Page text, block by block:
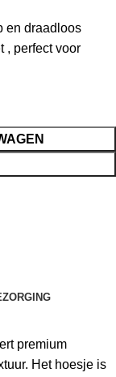
en draadloos
, perfect voor
premium
Het hoesje is